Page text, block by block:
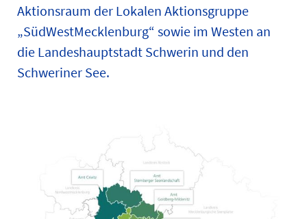
Aktionsraum der Lokalen Aktionsgruppe
„SüdWestMecklenburg“ sowie im Westen an
die Landeshauptstadt Schwerin und den
Schweriner See.